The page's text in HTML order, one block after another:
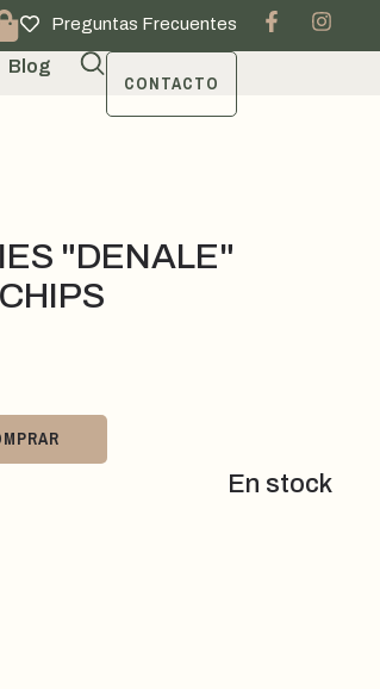
Preguntas Frecuentes
Blog
CONTACTO
"DENALE"
En stock